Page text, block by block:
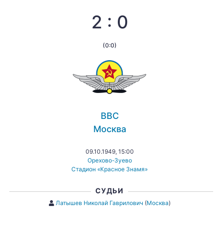
2 : 0
(0:0)
ВВС
Москва
09.10.1949, 15:00
Орехово-Зуево
Стадион «Красное Знамя»
СУДЬИ
Латышев Николай Гаврилович (Москва)